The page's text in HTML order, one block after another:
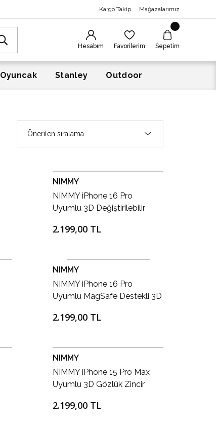
Kargo Takip Mağazalarımız
Hesabım Favorilerim Sepetim
Oyuncak Stanley Outdoor
NIMMY
NIMMY iPhone 16 Pro
Uyumlu 3D Değiştirilebilir
Fermuarlı Ayıcık Aksesuar Kılıf
2.199,00 TL
NIMMY
NIMMY iPhone 16 Pro
Uyumlu MagSafe Destekli 3D
Flamingo Desenli Kılıf
2.199,00 TL
NIMMY
NIMMY iPhone 15 Pro Max
Uyumlu 3D Gözlük Zincir
İşlemeli Kabartmalı Cool
2.199,00 TL